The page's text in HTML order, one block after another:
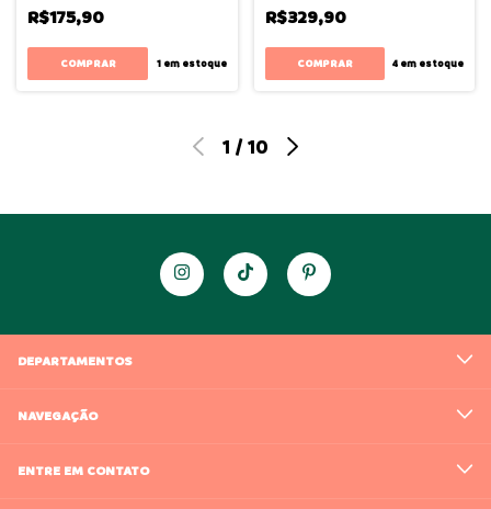
R$175,90
COMPRAR 1em estoque
R$329,90
COMPRAR 4 em estoque
1 / 10
DEPARTAMENTOS
NAVEGAÇÃO
ENTRE EM CONTATO